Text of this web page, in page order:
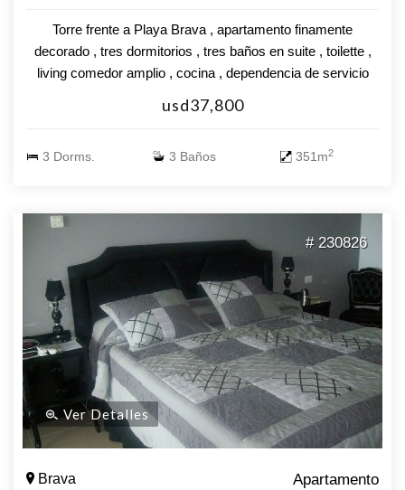
Torre frente a Playa Brava , apartamento finamente
decorado , tres dormitorios , tres baños en suite , toilette ,
living comedor amplio , cocina , dependencia de servicio
usd37,800
3 Dorms. 3 Baños 351m2
# 230826
Ver Detalles
Brava Apartamento